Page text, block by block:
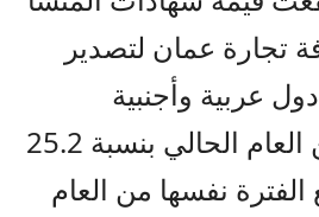
تجارة عمان لتصدير
عربية وأجنبية
بالنصف الأول من العام الحالي بنسبة 25.2
الفترة نفسها من العام